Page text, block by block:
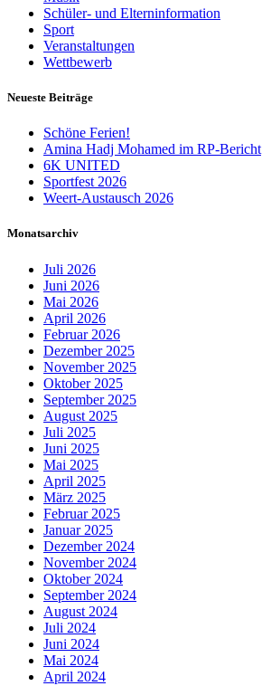
Schüler- und Elterninformation
Sport
Veranstaltungen
Wettbewerb
Neueste Beiträge
Schöne Ferien!
Amina Hadj Mohamed im RP-Bericht
6K UNITED
Sportfest 2026
Weert-Austausch 2026
Monatsarchiv
Juli 2026
Juni 2026
Mai 2026
April 2026
Februar 2026
Dezember 2025
November 2025
Oktober 2025
September 2025
August 2025
Juli 2025
Juni 2025
Mai 2025
April 2025
März 2025
Februar 2025
Januar 2025
Dezember 2024
November 2024
Oktober 2024
September 2024
August 2024
Juli 2024
Juni 2024
Mai 2024
April 2024